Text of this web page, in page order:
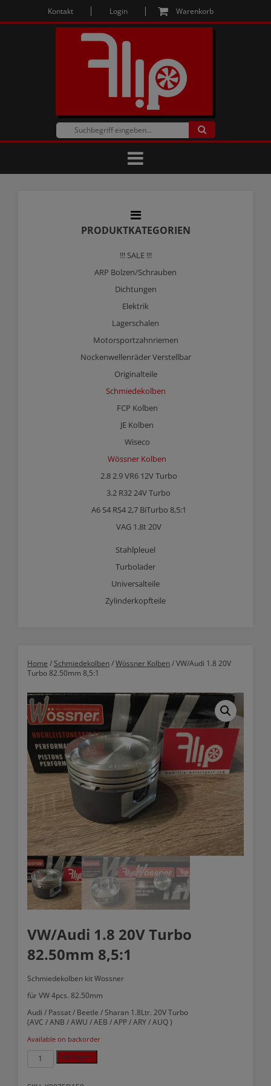
Kontakt Login Warenkorb
PRODUKTKATEGORIEN
!!! SALE !!!
ARP Bolzen/Schrauben
Dichtungen
Elektrik
Lagerschalen
Motorsportzahnriemen
Nockenwellenräder Verstellbar
Originalteile
Schmiedekolben
FCP Kolben
JE Kolben
Wiseco
Wössner Kolben
2.8 2.9 VR6 12V Turbo
3.2 R32 24V Turbo
A6 S4 RS4 2,7 BiTurbo 8,5:1
VAG 1.8t 20V
Stahlpleuel
Turbolader
Universalteile
Zylinderkopfteile
Home /Schmiedekolben/Wössner Kolben/ VW/Audi 1.8 20V
Turbo 82.50mm 8,5:1
VW/Audi 1.8 20V Turbo
82.50mm 8,5:1
Schmiedekolben kitWossner
für VW 4pcs. 82.50mm
Audi / Passat / Beetle / Sharan 1.8Ltr. 20V Turbo
(AVC / ANB / AWU / AEB / APP / ARY / AUQ )
Available on backorder
VW/Audi
Turbo
Anfragen